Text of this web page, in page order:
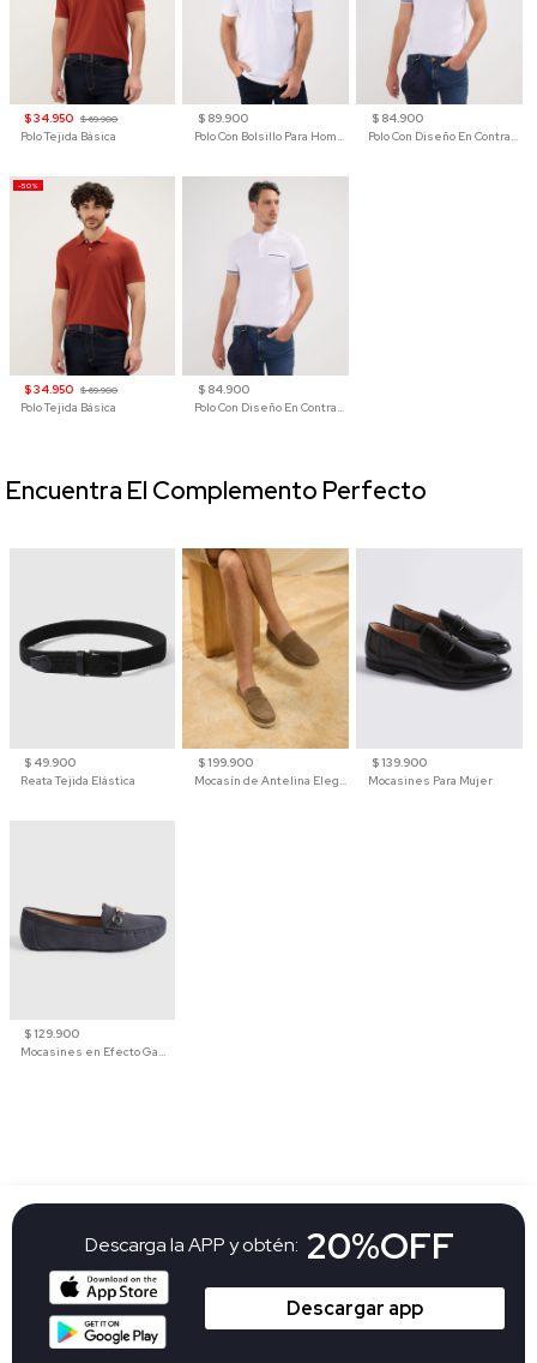
$ 34.950 $ 69.900
Polo Tejida Básica
$ 89.900
Polo Con Bolsillo Para Hombre
$ 84.900
Polo Con Diseño En Contraste
-50%
$ 34.950 $ 69.900
Polo Tejida Básica
$ 84.900
Polo Con Diseño En Contraste
$ 49.900
Reata Tejida Elástica
$ 199.900
Mocasín de Antelina Elegante con Suela de Contraste Para Hombre
$ 139.900
Mocasines Para Mujer
$ 129.900
Mocasines en Efecto Gamuzado Para Mujer
Encuentra El Complemento Perfecto
Descarga la APP y obtén: 20%OFF
Descargar app